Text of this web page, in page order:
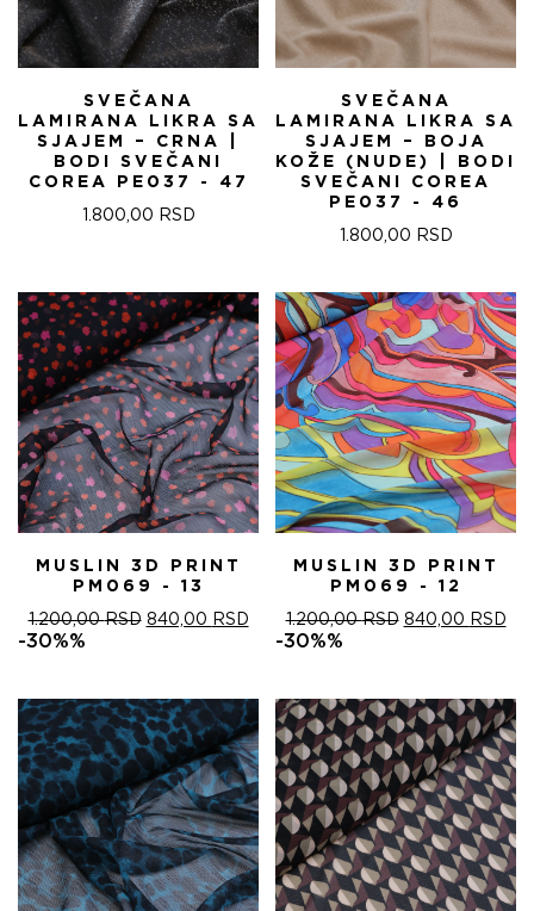
SVEČANA
LAMIRANA LIKRA SA
SJAJEM – CRNA |
BODI SVEČANI
COREA PE037 - 47
1.800,00 RSD
SVEČANA
LAMIRANA LIKRA SA
SJAJEM – BOJA
KOŽE (NUDE) | BODI
SVEČANI COREA
PE037 - 46
1.800,00 RSD
MUSLIN 3D PRINT
PM069 - 13
1.200,00RSD ОРИГИНАЛНА
1.200,00 RSD.
840,00 RSDТРЕНУТНА
ЦЕНА
-30%%
MUSLIN 3D PRINT
PM069 - 12
1.200,00RSD ОРИГИНАЛНА
1.200,00 RSD.
840,00 RSD
-30%%